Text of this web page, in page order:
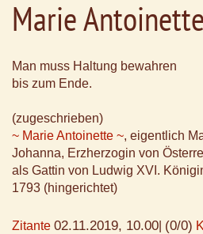
Marie Antoinette
Man muss Haltung bewahren
bis zum Ende.
(zugeschrieben)
~ Marie Antoinette ~, eigentlich
Johanna, Erzherzogin von
als Gattin von Ludwig XVI.
1793 (hingerichtet)
Zitante 02.11.2019, 10.00 (0/0)